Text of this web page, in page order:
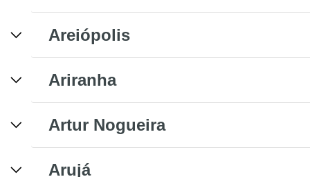
Areiópolis
Ariranha
Artur Nogueira
Arujá